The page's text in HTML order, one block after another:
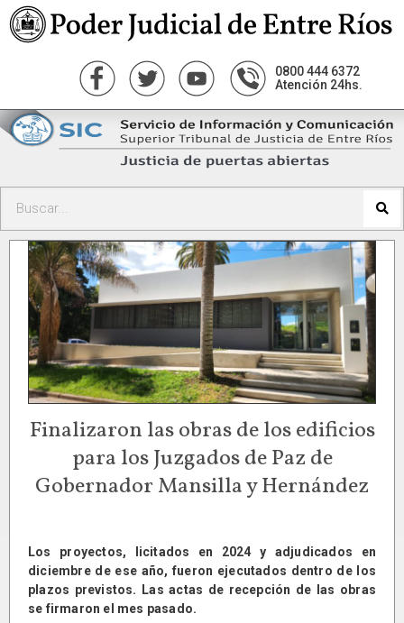
0800 444 6372
Atención 24hs.
Finalizaron las obras de los edificios
para los Juzgados de Paz de
Gobernador Mansilla y Hernández
Los proyectos, licitados en 2024 y adjudicados en
diciembre de ese año, fueron ejecutados dentro de los
plazos previstos. Las actas de recepción de las obras
se firmaron el mes pasado.